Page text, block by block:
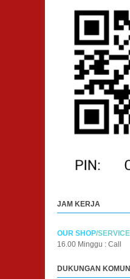
JAM KERJA
OUR SHOP/SERVICE
16.00 Minggu : Call
DUKUNGAN